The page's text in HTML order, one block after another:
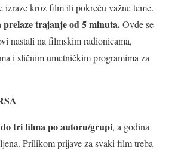
izraze kroz film ili pokreću važne teme.
trajanje od 5 minuta.Ovde se
nastali na filmskim radionicama,
i sličnim umetničkim programima za
tri filma po autoru/grupi, a godina
Prilikom prijave za svaki film treba